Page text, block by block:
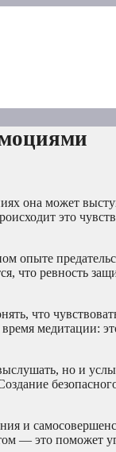
она может
это
опыте
что ревность
что
медитации:
но и
и
— это поможет